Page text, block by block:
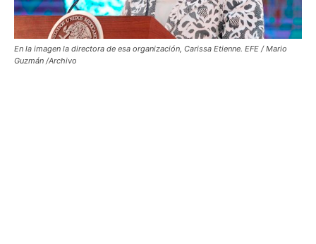
En la imagen la directora de esa organización, Carissa Etienne. EFE / Mario
Guzmán /Archivo